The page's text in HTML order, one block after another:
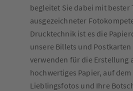
begleitet Sie dabei mit bester
ausgezeichneter
Drucktechnik ist es die
unsere Billets und
verwenden für die Erstellung
hochwertiges Papier, auf dem
Lieblingsfotos und Ihre